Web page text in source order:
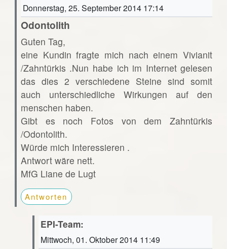
Donnerstag, 25. September 2014 17:14
Odontolith
Guten Tag,
eine Kundin fragte mich nach einem Vivianit
/Zahntürkis .Nun habe ich im Internet gelesen
das dies 2 verschiedene Steine sind somit
auch unterschiedliche Wirkungen auf den
menschen haben.
Gibt es noch Fotos von dem Zahntürkis
/Odontolith.
Würde mich Interessieren .
Antwort wäre nett.
MfG Liane de Lugt
Antworten
EPI-Team:
Mittwoch, 01. Oktober 2014 11:49